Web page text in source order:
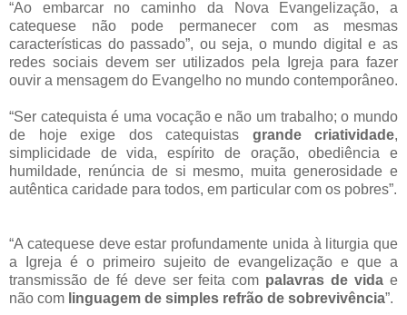
“Ao embarcar no caminho da Nova Evangelização, a
catequese não pode permanecer com as mesmas
características do passado”, ou seja, o mundo digital e as
redes sociais devem ser utilizados pela Igreja para fazer
ouvir a mensagem do Evangelho no mundo contemporâneo.
“Ser catequista é uma vocação e não um trabalho; o mundo
de hoje exige dos catequistas grande criatividade,
simplicidade de vida, espírito de oração, obediência e
humildade, renúncia de si mesmo, muita generosidade e
autêntica caridade para todos, em particular com os pobres”.
“A catequese deve estar profundamente unida à liturgia que
a Igreja é o primeiro sujeito de evangelização e que a
transmissão de fé deve ser feita com palavras de vida e
não com linguagem de simples refrão de sobrevivência”.